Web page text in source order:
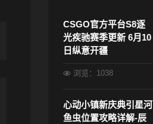
CSGO官方平台S8逐
光疾驰赛季更新 6月10
日纵意开疆
浏览：1038
心动小镇新庆典引星河
鱼虫位置攻略详解-辰